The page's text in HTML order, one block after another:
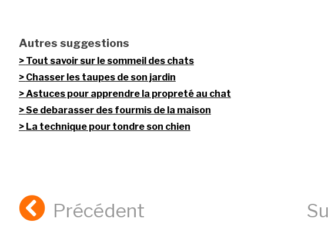
Autres suggestions
Tout savoir sur le sommeil des chats
Chasser les taupes de son jardin
Astuces pour apprendre la propreté au chat
Se debarasser des fourmis de la maison
La technique pour tondre son chien
Précédent